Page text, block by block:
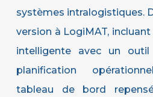
systèmes intralogistiques.
version à LogiMAT,
intelligente avec un
planification
tableau de bord